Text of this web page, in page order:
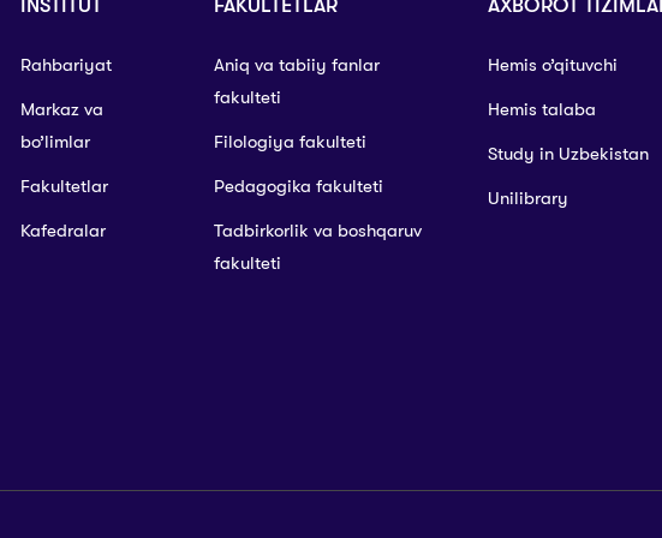
INSTITUT
Rahbariyat
Markaz va
bo’limlar
Fakultetlar
Kafedralar
FAKULTETLAR
Aniq va tabiiy fanlar
fakulteti
Filologiya fakulteti
Pedagogika fakulteti
Tadbirkorlik va boshqaruv
fakulteti
AXBOROT
Hemis o’qituvchi
Hemis talaba
Study in Uzbekistan
Unilibrary